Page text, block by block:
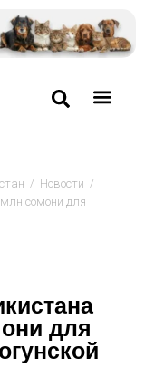
/ Новости /
сомони для
для